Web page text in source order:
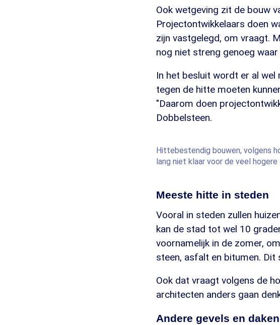
Ook wetgeving zit de bouw
Projectontwikkelaars doen
zijn vastgelegd, om vraagt.
nog niet streng genoeg
In het besluit wordt er al wel
tegen de hitte moeten
"Daarom doen
Dobbelsteen.
Hittebestendig bouwen, volgens
lang niet klaar voor de veel
Meeste hitte in steden
Vooral in steden zullen
kan de stad tot wel 10
voornamelijk in de zomer,
steen, asfalt en bitumen. Dit
Ook dat vraagt volgens de
architecten anders gaan
Andere gevels en daken